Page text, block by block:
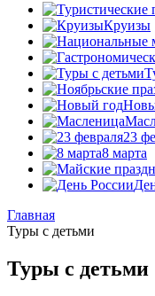
Круизы
23
8 марта
Главная
Туры с детьми
Туры с детьми